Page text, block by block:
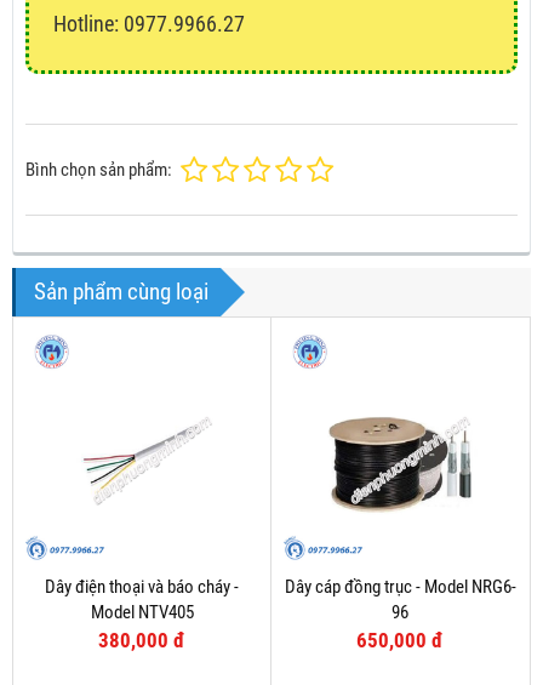
Hotline: 0977.9966.27
Bình chọn sản phẩm:
Sản phẩm cùng loại
Dây điện thoại và báo cháy -
Model NTV405
380,000 đ
Dây cáp đồng trục - Model NRG6-
96
650,000 đ